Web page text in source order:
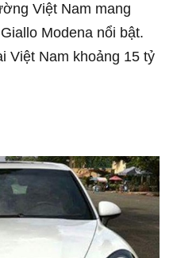
Việt Nam mang
Modena nổi bật.
Việt Nam khoảng 15 tỷ